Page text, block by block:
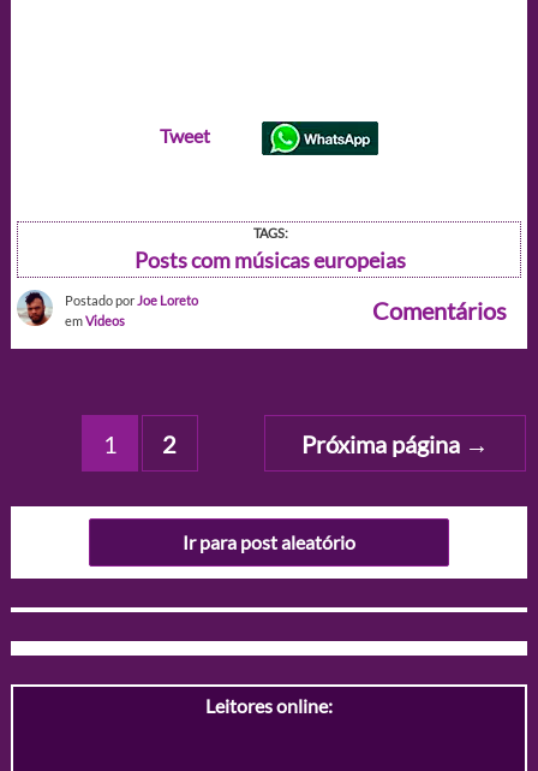
Tweet
TAGS:
Posts com músicas europeias
Postado por Joe Loreto
emVideos Comentários
Paginação
1 2 Próxima página →
Ir para post aleatório
Leitores online: